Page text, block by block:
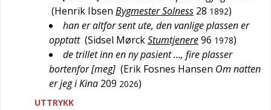
(Henrik Ibsen Bygmester Solness 28 1892)
han er altfor sent ute, den vanlige plassen er
opptatt (Sidsel MørckStumtjenere96 1978)
de trillet inn en ny pasient …, fire plasser
bortenfor [meg] (Erik Fosnes Hansen Om natten
er jeg i Kina 209 2026)
UTTRYKK